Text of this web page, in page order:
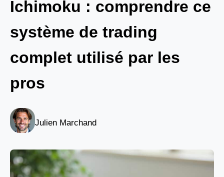
Ichimoku : comprendre ce
système de trading
complet utilisé par les
pros
Julien Marchand